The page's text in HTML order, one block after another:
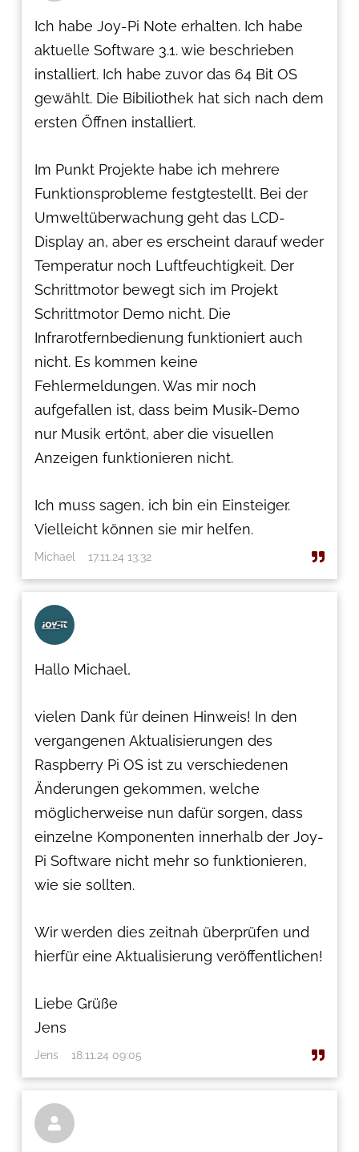
Ich habe Joy-Pi Note erhalten. Ich habe
aktuelle Software 3.1. wie beschrieben
installiert. Ich habe zuvor das 64 Bit OS
gewählt. Die Bibiliothek hat sich nach dem
ersten Öffnen installiert.
Im Punkt Projekte habe ich mehrere
Funktionsprobleme festgtestellt. Bei der
Umweltüberwachung geht das LCD-
Display an, aber es erscheint darauf weder
Temperatur noch Luftfeuchtigkeit. Der
Schrittmotor bewegt sich im Projekt
Schrittmotor Demo nicht. Die
Infrarotfernbedienung funktioniert auch
nicht. Es kommen keine
Fehlermeldungen. Was mir noch
aufgefallen ist, dass beim Musik-Demo
nur Musik ertönt, aber die visuellen
Anzeigen funktionieren nicht.
Ich muss sagen, ich bin ein Einsteiger.
Vielleicht können sie mir helfen.
Michael 17.11.24 13:32
Hallo Michael,
vielen Dank für deinen Hinweis! In den
vergangenen Aktualisierungen des
Raspberry Pi OS ist zu verschiedenen
Änderungen gekommen, welche
möglicherweise nun dafür sorgen, dass
einzelne Komponenten innerhalb der Joy-
Pi Software nicht mehr so funktionieren,
wie sie sollten.
Wir werden dies zeitnah überprüfen und
hierfür eine Aktualisierung veröffentlichen!
Liebe Grüße
Jens
Jens 18.11.24 09:05
